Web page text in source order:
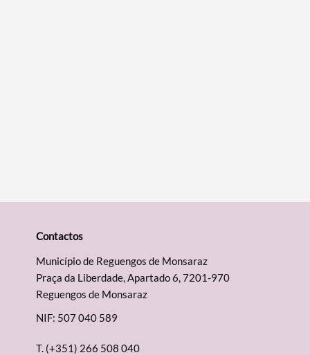
Contactos
Município de Reguengos de Monsaraz
Praça da Liberdade, Apartado 6, 7201-970
Reguengos de Monsaraz
NIF: 507 040 589
T. (+351) 266 508 040